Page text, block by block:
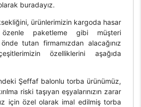
buradayız.
ürünlerimizin kargoda hasar
paketleme gibi müşteri
tutan firmamızdan alacağınız
özelliklerini aşağıda
Şeffaf balonlu torba ürünümüz,
riski taşıyan eşyalarınızın zarar
için özel olarak imal edilmiş torba